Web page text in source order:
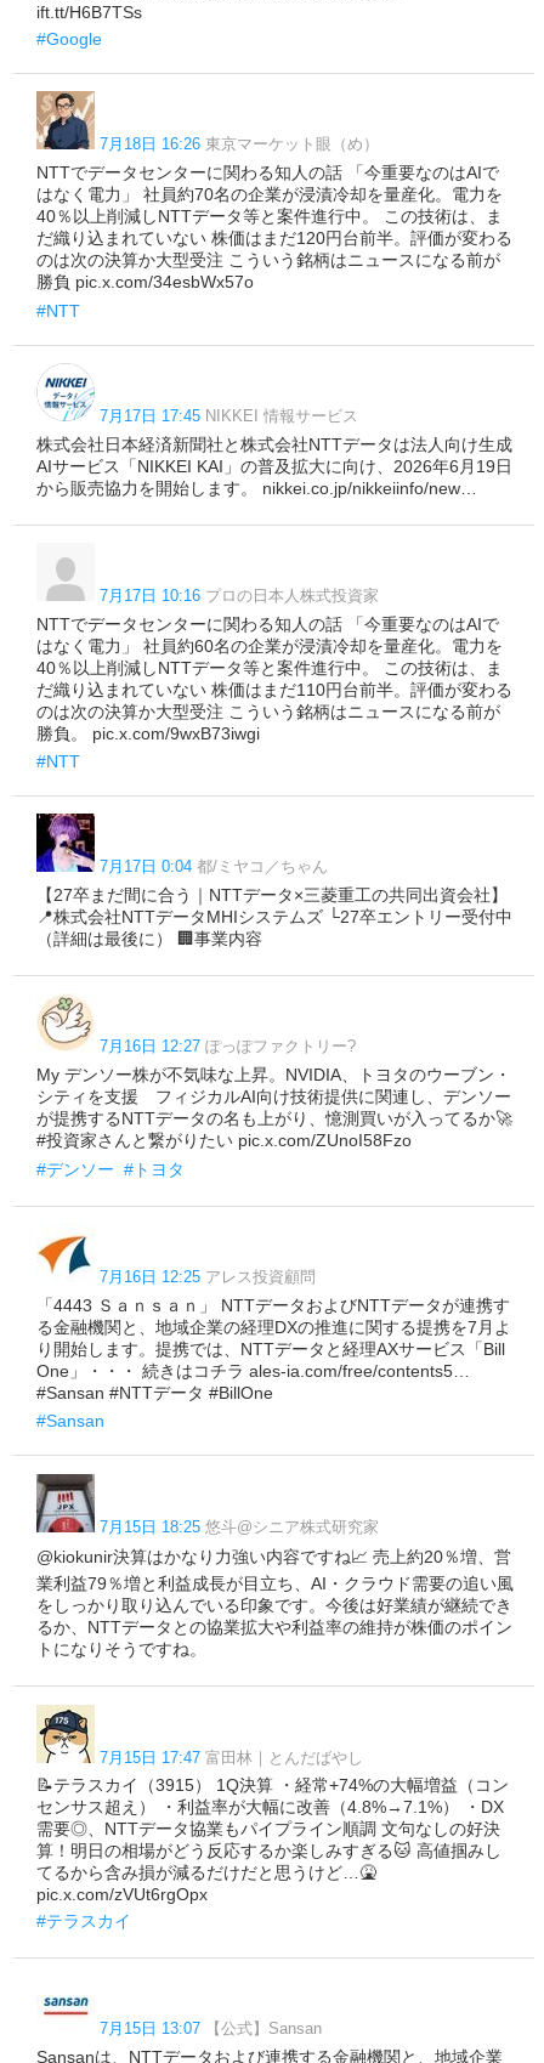
ift.tt/H6B7TSs
#Google
7月18日 16:26 東京マーケット眼（め）
NTTでデータセンターに関わる知人の話 「今重要なのはAIで
はなく電力」 社員約70名の企業が浸漬冷却を量産化。電力を
40％以上削減しNTTデータ等と案件進行中。 この技術は、ま
だ織り込まれていない 株価はまだ120円台前半。評価が変わる
のは次の決算か大型受注 こういう銘柄はニュースになる前が
勝負 pic.x.com/34esbWx57o
#NTT
7月17日 17:45 NIKKEI 情報サービス
株式会社日本経済新聞社と株式会社NTTデータは法人向け生成
AIサービス「NIKKEI KAI」の普及拡大に向け、2026年6月19日
から販売協力を開始します。 nikkei.co.jp/nikkeiinfo/new…
7月17日 10:16 プロの日本人株式投資家
NTTでデータセンターに関わる知人の話 「今重要なのはAIで
はなく電力」 社員約60名の企業が浸漬冷却を量産化。電力を
40％以上削減しNTTデータ等と案件進行中。 この技術は、ま
だ織り込まれていない 株価はまだ110円台前半。評価が変わる
のは次の決算か大型受注 こういう銘柄はニュースになる前が
勝負。 pic.x.com/9wxB73iwgi
#NTT
7月17日 0:04 都/ミヤコ／ちゃん
【27卒まだ間に合う｜NTTデータ×三菱重工の共同出資会社】
📍株式会社NTTデータMHIシステムズ └27卒エントリー受付中
（詳細は最後に） 🏢事業内容
7月16日 12:27 ぽっぽファクトリー?
My デンソー株が不気味な上昇。NVIDIA、トヨタのウーブン・
シティを支援 フィジカルAI向け技術提供に関連し、デンソー
が提携するNTTデータの名も上がり、憶測買いが入ってるか🚀
#投資家さんと繋がりたい pic.x.com/ZUnoI58Fzo
#デンソー #トヨタ
7月16日 12:25 アレス投資顧問
「4443 Ｓａｎｓａｎ」 NTTデータおよびNTTデータが連携す
る金融機関と、地域企業の経理DXの推進に関する提携を7月よ
り開始します。提携では、NTTデータと経理AXサービス「Bill
One」・・・ 続きはコチラ ales-ia.com/free/contents5…
#Sansan #NTTデータ #BillOne
#Sansan
7月15日 18:25 悠斗@シニア株式研究家
@kiokunir決算はかなり力強い内容ですね📈 売上約20％増、営
業利益79％増と利益成長が目立ち、AI・クラウド需要の追い風
をしっかり取り込んでいる印象です。今後は好業績が継続でき
るか、NTTデータとの協業拡大や利益率の維持が株価のポイン
トになりそうですね。
7月15日 17:47 富田林｜とんだばやし
📝テラスカイ（3915） 1Q決算 ・経常+74%の大幅増益（コン
センサス超え） ・利益率が大幅に改善（4.8%→7.1%） ・DX
需要◎、NTTデータ協業もパイプライン順調 文句なしの好決
算！明日の相場がどう反応するか楽しみすぎる🐱 高値掴みし
てるから含み損が減るだけだと思うけど…🤮
pic.x.com/zVUt6rgOpx
#テラスカイ
7月15日 13:07 【公式】Sansan
Sansanは、NTTデータおよび連携する金融機関と、地域企業